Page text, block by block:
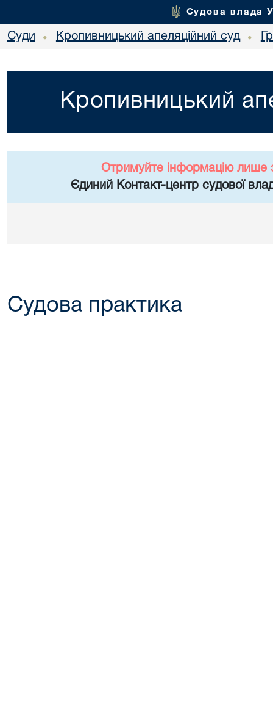
Судова влада
Суди • Кропивницький апеляційний суд •
Кропивницький
Отримуйте інформацію лише
Єдиний Контакт-центр судової
Судова практика